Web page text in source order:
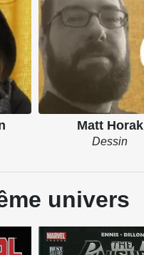
Matt Horak
Dessin
univers